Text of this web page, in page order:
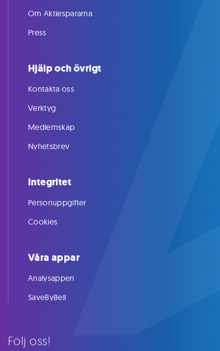
Följ oss!
Om Aktiespararna
Press
Hjälp och övrigt
Kontakta oss
Verktyg
Medlemskap
Nyhetsbrev
Integritet
Personuppgifter
Cookies
Våra appar
Analysappen
SaveByBell